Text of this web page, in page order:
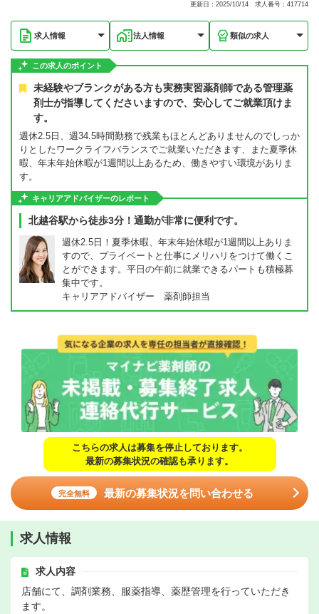
更新日：2025/10/14 求人番号：417714
求人情報 法人情報 類似の求人
この求人のポイント
未経験やブランクがある方も実務実習薬剤師である管理薬
剤士が指導してくださいますので、安心してご就業頂けま
す。
週休2.5日、週34.5時間勤務で残業もほとんどありませんのでしっか
りとしたワークライフバランスでご就業いただきます、また夏季休
暇、年末年始休暇が1週間以上あるため、働きやすい環境がありま
す。
キャリアアドバイザーのレポート
北越谷駅から徒歩3分！通勤が非常に便利です。
週休2.5日！夏季休暇、年末年始休暇が1週間以上ありま
すので、プライベートと仕事にメリハリをつけて働くこ
とができます。平日の午前に就業できるパートも積極募
集中です。
キャリアアドバイザー 薬剤師担当
こちらの求人は募集を停止しております。
最新の募集状況の確認も承ります。
完全無料 最新の募集状況を問い合わせる
求人情報
求人内容
店舗にて、調剤業務、服薬指導、薬歴管理を行っていただき
ます。